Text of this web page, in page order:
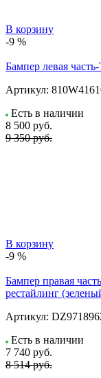
В корзину
-9 %
Бампер левая
Артикул:
Есть в наличии
8 500 руб.
9 350 руб.
В корзину
-9 %
Бампер правая
рестайлинг
Артикул:
Есть в наличии
7 740 руб.
8 514 руб.